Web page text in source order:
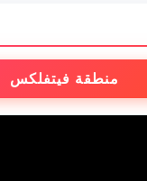
منطقة فيتفلكس